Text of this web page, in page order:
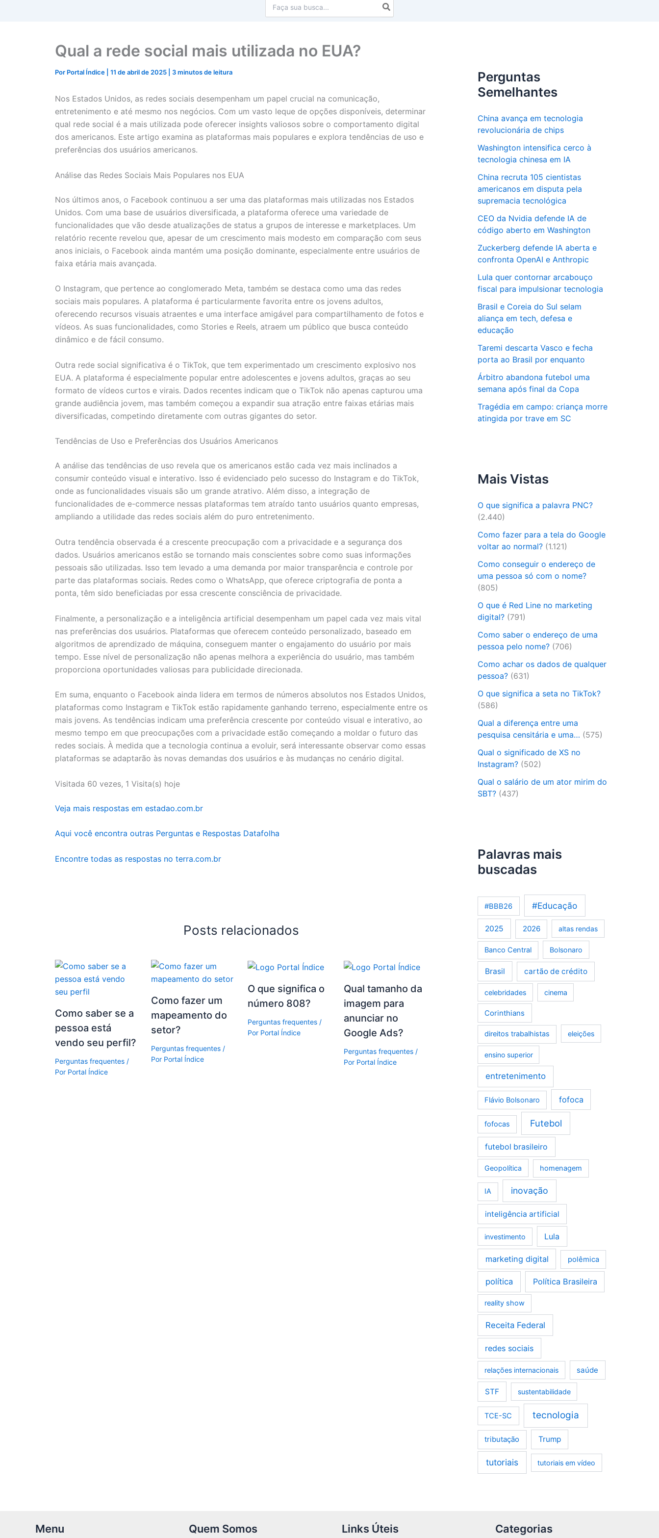
Qual a rede social mais utilizada no EUA?
Por Portal Índice 11 de abril de 2025 3 minutos de leitura
Nos Estados Unidos, as redes sociais desempenham um papel crucial na comunicação,
entretenimento e até mesmo nos negócios. Com um vasto leque de opções disponíveis, determinar
qual rede social é a mais utilizada pode oferecer insights valiosos sobre o comportamento digital
dos americanos. Este artigo examina as plataformas mais populares e explora tendências de uso e
preferências dos usuários americanos.
Análise das Redes Sociais Mais Populares nos EUA
Nos últimos anos, o Facebook continuou a ser uma das plataformas mais utilizadas nos Estados
Unidos. Com uma base de usuários diversificada, a plataforma oferece uma variedade de
funcionalidades que vão desde atualizações de status a grupos de interesse e marketplaces. Um
relatório recente revelou que, apesar de um crescimento mais modesto em comparação com seus
anos iniciais, o Facebook ainda mantém uma posição dominante, especialmente entre usuários de
faixa etária mais avançada.
O Instagram, que pertence ao conglomerado Meta, também se destaca como uma das redes
sociais mais populares. A plataforma é particularmente favorita entre os jovens adultos,
oferecendo recursos visuais atraentes e uma interface amigável para compartilhamento de fotos e
vídeos. As suas funcionalidades, como Stories e Reels, atraem um público que busca conteúdo
dinâmico e de fácil consumo.
Outra rede social significativa é o TikTok, que tem experimentado um crescimento explosivo nos
EUA. A plataforma é especialmente popular entre adolescentes e jovens adultos, graças ao seu
formato de vídeos curtos e virais. Dados recentes indicam que o TikTok não apenas capturou uma
grande audiência jovem, mas também começou a expandir sua atração entre faixas etárias mais
diversificadas, competindo diretamente com outras gigantes do setor.
Tendências de Uso e Preferências dos Usuários Americanos
A análise das tendências de uso revela que os americanos estão cada vez mais inclinados a
consumir conteúdo visual e interativo. Isso é evidenciado pelo sucesso do Instagram e do TikTok,
onde as funcionalidades visuais são um grande atrativo. Além disso, a integração de
funcionalidades de e-commerce nessas plataformas tem atraído tanto usuários quanto empresas,
ampliando a utilidade das redes sociais além do puro entretenimento.
Outra tendência observada é a crescente preocupação com a privacidade e a segurança dos
dados. Usuários americanos estão se tornando mais conscientes sobre como suas informações
pessoais são utilizadas. Isso tem levado a uma demanda por maior transparência e controle por
parte das plataformas sociais. Redes como o WhatsApp, que oferece criptografia de ponta a
ponta, têm sido beneficiadas por essa crescente consciência de privacidade.
Finalmente, a personalização e a inteligência artificial desempenham um papel cada vez mais vital
nas preferências dos usuários. Plataformas que oferecem conteúdo personalizado, baseado em
algoritmos de aprendizado de máquina, conseguem manter o engajamento do usuário por mais
tempo. Esse nível de personalização não apenas melhora a experiência do usuário, mas também
proporciona oportunidades valiosas para publicidade direcionada.
Em suma, enquanto o Facebook ainda lidera em termos de números absolutos nos Estados Unidos,
plataformas como Instagram e TikTok estão rapidamente ganhando terreno, especialmente entre os
mais jovens. As tendências indicam uma preferência crescente por conteúdo visual e interativo, ao
mesmo tempo em que preocupações com a privacidade estão começando a moldar o futuro das
redes sociais. À medida que a tecnologia continua a evoluir, será interessante observar como essas
plataformas se adaptarão às novas demandas dos usuários e às mudanças no cenário digital.
Visitada 60 vezes, 1 Visita(s) hoje
Veja mais respostas em estadao.com.br
Aqui você encontra outras Perguntas e Respostas Datafolha
Encontre todas as respostas no terra.com.br
Posts relacionados
Como saber se a
pessoa está
vendo seu perfil?
Perguntas frequentes /
Por Portal Índice
Como fazer um
mapeamento do
setor?
Perguntas frequentes /
Por Portal Índice
O que significa o
número 808?
Perguntas frequentes/
Por Portal Índice
Qual tamanho da
imagem para
anunciar no
Google Ads?
Perguntas frequentes/
Por Portal Índice
Perguntas
Semelhantes
China avança em tecnologia
revolucionária de chips
Washington intensifica cerco à
tecnologia chinesa em IA
China recruta 105 cientistas
americanos em disputa pela
supremacia tecnológica
CEO da Nvidia defende IA de
código aberto em Washington
Zuckerberg defende IA aberta e
confronta OpenAI e Anthropic
Lula quer contornar arcabouço
fiscal para impulsionar tecnologia
Brasil e Coreia do Sul selam
aliança em tech, defesa e
educação
Taremi descarta Vasco e fecha
porta ao Brasil por enquanto
Árbitro abandona futebol uma
semana após final da Copa
Tragédia em campo: criança morre
atingida por trave em SC
Mais Vistas
O que significa a palavra PNC?
(2.440)
Como fazer para a tela do Google
voltar ao normal? (1.121)
Como conseguir o endereço de
uma pessoa só com o nome?
(805)
O que é Red Line no marketing
digital? (791)
Como saber o endereço de uma
pessoa pelo nome? (706)
Como achar os dados de qualquer
pessoa? (631)
O que significa a seta no TikTok?
(586)
Qual a diferença entre uma
pesquisa censitária e uma… (575)
Qual o significado de XS no
Instagram? (502)
Qual o salário de um ator mirim do
SBT? (437)
Palavras mais
buscadas
#BBB26 #Educação
2025 2026 altas rendas
Banco Central Bolsonaro
Brasil cartão de crédito
celebridades cinema
Corinthians
direitos trabalhistas eleições
ensino superior
entretenimento
Flávio Bolsonaro fofoca
fofocas Futebol
futebol brasileiro
Geopolítica homenagem
IA inovação
inteligência artificial
investimento Lula
marketing digital polêmica
política Política Brasileira
reality show
Receita Federal
redes sociais
relações internacionais saúde
STF sustentabilidade
TCE-SC tecnologia
tributação Trump
tutoriais tutoriais em vídeo
Menu Quem Somos Links Úteis Categorias